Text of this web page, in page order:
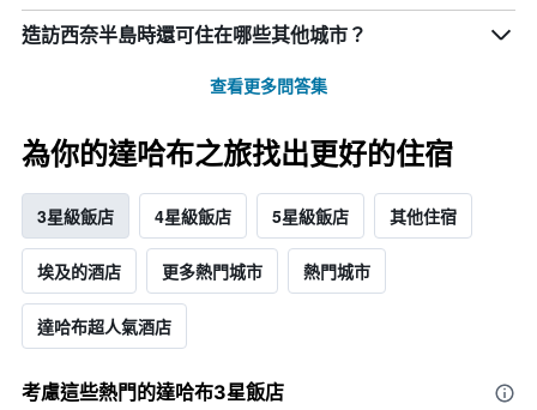
造訪西奈半島​時還可住在哪些其他城市？
查看更多問答集
為你的達哈布之旅找出更好的住宿
3星級飯店 4星級飯店 5星級飯店 其他住宿
埃及的酒店 更多熱門城市 熱門城市
達哈布超人氣酒店
考慮這些熱門的達哈布3星​飯店